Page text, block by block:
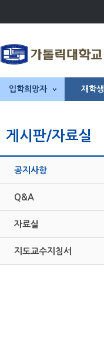
입학희망자 재학생
게시판/자료실
공지사항
Q&A
자료실
지도교수지침서